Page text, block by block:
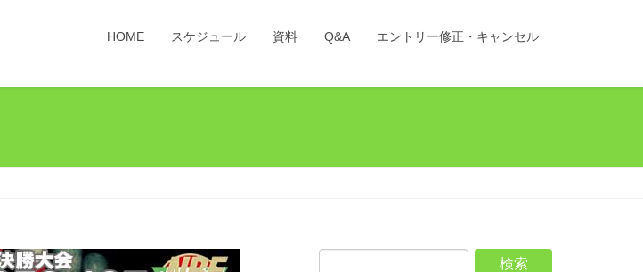
HOME スケジュール 資料 Q&A エントリー修正・キャンセル